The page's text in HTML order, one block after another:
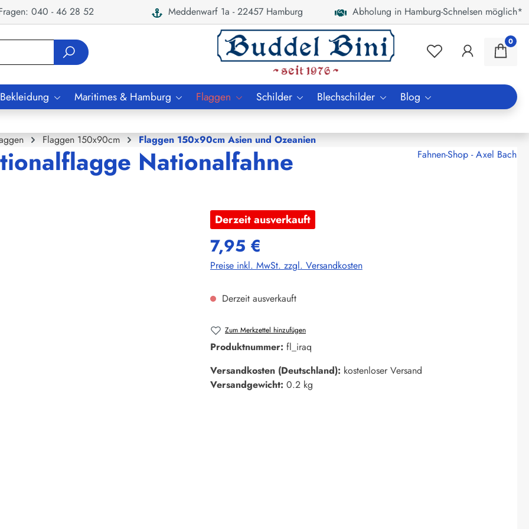
040 - 46 28 52 Meddenwarf 1a - 22457 Hamburg Abholung in Hamburg-Schnelsen möglich*
0
Maritimes & Hamburg Flaggen Schilder Blechschilder Blog
Flaggen 150x90cm Flaggen 150x90cm Asien und Ozeanien
Nationalfahne Fahnen-Shop - Axel Bach
Derzeit ausverkauft
7,95 €
Preise inkl. MwSt. zzgl. Versandkosten
Derzeit ausverkauft
Zum Merkzettel hinzufügen
Produktnummer: fl_iraq
Versandkosten (Deutschland): kostenloser Versand
Versandgewicht: 0.2 kg